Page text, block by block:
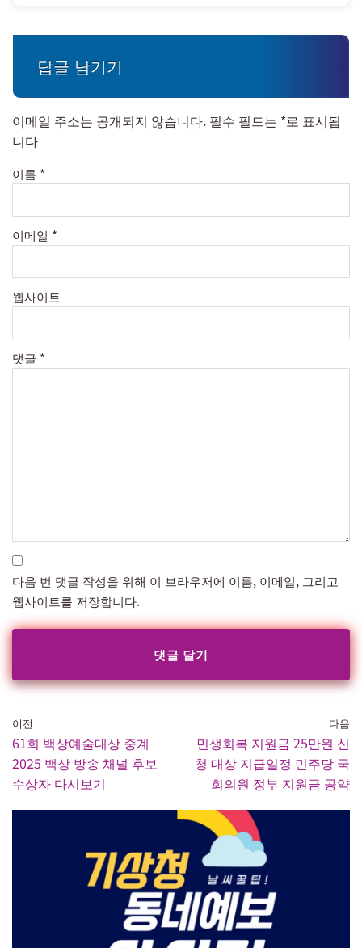
답글 남기기
이메일 주소는 공개되지 않습니다. 필수 필드는 *로 표시됩
니다
이름 *
이메일 *
웹사이트
댓글 *
다음 번 댓글 작성을 위해 이 브라우저에 이름, 이메일, 그리고
웹사이트를 저장합니다.
이전
61회 백상예술대상 중계
2025 백상 방송 채널 후보
수상자 다시보기
다음
민생회복 지원금 25만원 신
청 대상 지급일정 민주당 국
회의원 정부 지원금 공약